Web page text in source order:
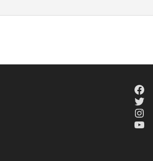
Facebook
Twitter
Instagram
YouTube